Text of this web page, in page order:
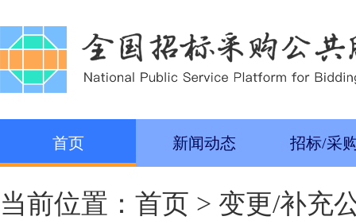
首页 新闻动态 招标/采
当前位置： 首页 > 变更/补充